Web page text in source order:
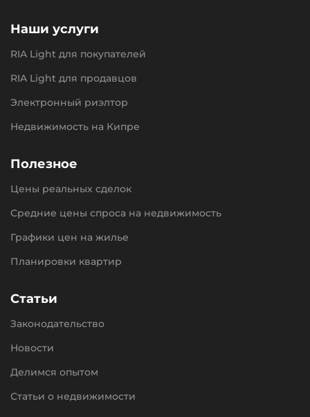
Наши услуги
RIA Light для покупателей
RIA Light для продавцов
Электронный риэлтор
Недвижимость на Кипре
Полезное
Цены реальных сделок
Средние цены спроса на недвижимость
Графики цен на жилье
Планировки квартир
Статьи
Законодательство
Новости
Делимся опытом
Статьи о недвижимости